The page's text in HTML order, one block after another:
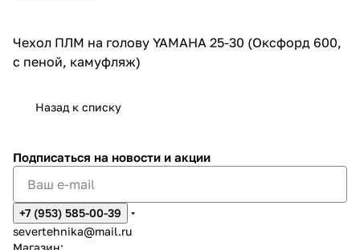
Чехол ПЛМ на голову YAMAHA 25-30 (Оксфорд 600,
с пеной, камуфляж)
Назад к списку
Подписаться на новости и акции
+7 (953) 585-00-39
severtehnika@mail.ru
Магазин: